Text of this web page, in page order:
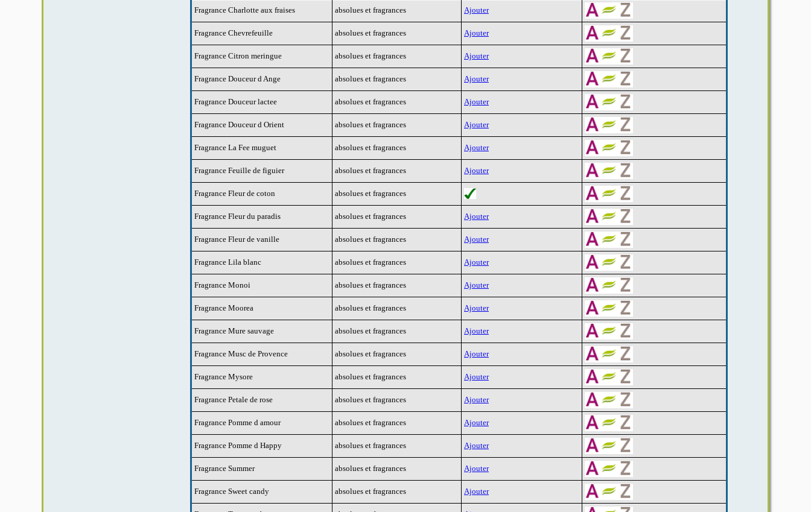
Fragrance Charlotte aux fraises absolues et fragrances Ajouter
Fragrance Chevrefeuille absolues et fragrances Ajouter
Fragrance Citron meringue absolues et fragrances Ajouter
Fragrance Douceur d Ange absolues et fragrances Ajouter
Fragrance Douceur lactee absolues et fragrances Ajouter
Fragrance Douceur d Orient absolues et fragrances Ajouter
Fragrance La Fee muguet absolues et fragrances Ajouter
Fragrance Feuille de figuier absolues et fragrances Ajouter
Fragrance Fleur de coton absolues et fragrances
Fragrance Fleur du paradis absolues et fragrances Ajouter
Fragrance Fleur de vanille absolues et fragrances Ajouter
Fragrance Lila blanc absolues et fragrances Ajouter
Fragrance Monoi absolues et fragrances Ajouter
Fragrance Moorea absolues et fragrances Ajouter
Fragrance Mure sauvage absolues et fragrances Ajouter
Fragrance Musc de Provence absolues et fragrances Ajouter
Fragrance Mysore absolues et fragrances Ajouter
Fragrance Petale de rose absolues et fragrances Ajouter
Fragrance Pomme d amour absolues et fragrances Ajouter
Fragrance Pomme d Happy absolues et fragrances Ajouter
Fragrance Summer absolues et fragrances Ajouter
Fragrance Sweet candy absolues et fragrances Ajouter